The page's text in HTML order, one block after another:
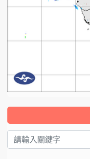
:::